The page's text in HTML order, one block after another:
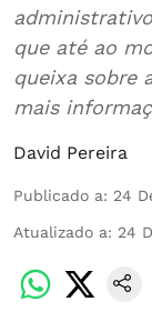
que até ao
queixa sobre
mais
David Pereira
Publicado a: 24
Atualizado a: 24